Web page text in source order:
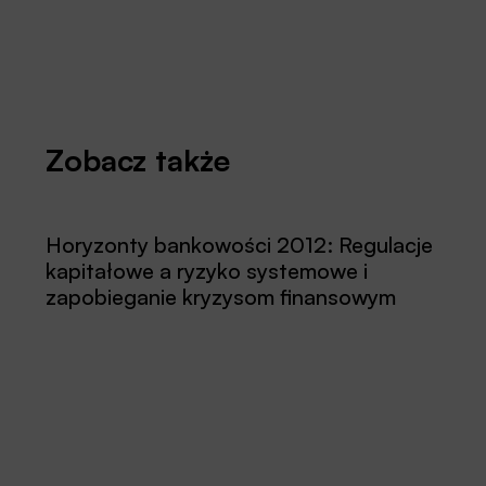
Zobacz także
Horyzonty bankowości 2012: Regulacje
kapitałowe a ryzyko systemowe i
zapobieganie kryzysom finansowym